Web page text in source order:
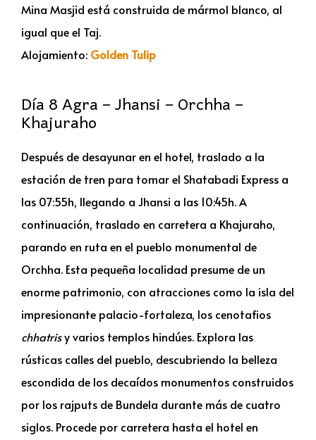
Mina Masjid está construida de mármol blanco, al
igual que el Taj.
Alojamiento: Golden Tulip
Día 8 Agra – Jhansi – Orchha –
Khajuraho
Después de desayunar en el hotel, traslado a la
estación de tren para tomar el Shatabadi Express a
las 07:55h, llegando a Jhansi a las 10:45h. A
continuación, traslado en carretera a Khajuraho,
parando en ruta en el pueblo monumental de
Orchha. Esta pequeña localidad presume de un
enorme patrimonio, con atracciones como la isla del
impresionante palacio-fortaleza, los cenotafios
chhatrisy varios templos hindúes. Explora las
rústicas calles del pueblo, descubriendo la belleza
escondida de los decaídos monumentos construidos
por los rajputs de Bundela durante más de cuatro
siglos. Procede por carretera hasta el hotel en